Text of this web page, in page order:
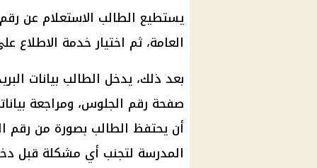
يستطيع الطالب الاستعلام عن
العامة، ثم اختيار خدمة الاطلاع
بعد ذلك، يدخل الطالب بيانات
صفحة رقم الجلوس، ومراجعة
أن يحتفظ الطالب بصورة من رقم
المدرسة لتجنب أي مشكلة قبل